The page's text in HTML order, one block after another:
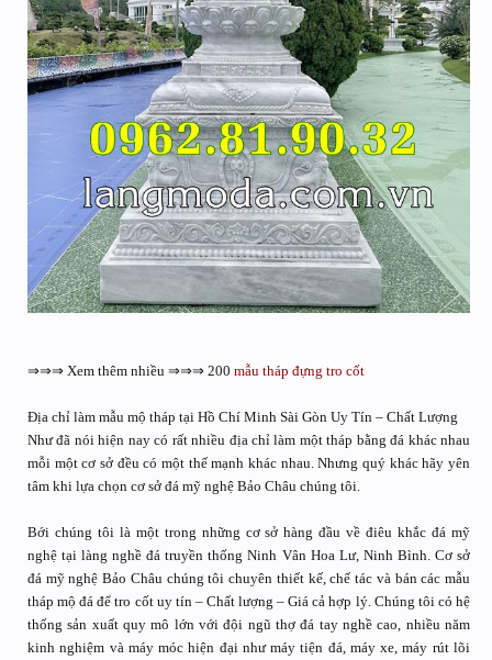
⇒⇒⇒ Xem thêm nhiều ⇒⇒⇒ 200 mẫu tháp đựng tro cốt
Địa chỉ làm mẫu mộ tháp tại Hồ Chí Minh Sài Gòn Uy Tín – Chất Lượng
Như đã nói hiện nay có rất nhiều địa chỉ làm một tháp bằng đá khác nhau
mỗi một cơ sở đều có một thế mạnh khác nhau. Nhưng quý khác hãy yên
tâm khi lựa chọn cơ sở đá mỹ nghệ Bảo Châu chúng tôi.
Bới chúng tôi là một trong những cơ sở hàng đầu về điêu khắc đá mỹ
nghệ tại làng nghề đá truyền thống Ninh Vân Hoa Lư, Ninh Bình. Cơ sở
đá mỹ nghệ Bảo Châu chúng tôi chuyên thiết kế, chế tác và bán các mẫu
tháp mộ đá để tro cốt uy tín – Chất lượng – Giá cả hợp lý. Chúng tôi có hệ
thống sản xuất quy mô lớn với đội ngũ thợ đá tay nghề cao, nhiều năm
kinh nghiệm và máy móc hiện đại như máy tiện đá, máy xe, máy rút lõi